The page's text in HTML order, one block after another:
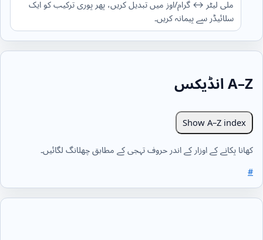
ملی لیٹر ↔ گرام/اوز میں تبدیل کریں، پھر پوری ترکیب کو ایک
سلائیڈر سے پیمانہ کریں۔
A–Z انڈیکس
Show A–Z index
کھانا پکانے کے اوزار کے اندر حروف تہجی کے مطابق چھلانگ لگائیں۔
#